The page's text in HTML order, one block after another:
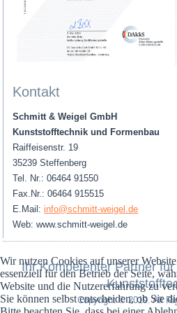
Kontakt
Schmitt & Weigel GmbH
Kunststofftechnik und Formenbau
Raiffeisenstr. 19
35239 Steffenberg
Tel. Nr.: 06464 91550
Fax.Nr.: 06464 915515
E.Mail:info@schmitt-weigel.de
Web: www.schmitt-weigel.de
Ihr Kompetenter Partner
Copyright © 2019. All
Wir nutzen Cookies auf unserer
essenziell für den Betrieb der Seite,
Website und die Nutzererfahrung zu
Sie können selbst entscheiden, ob Sie